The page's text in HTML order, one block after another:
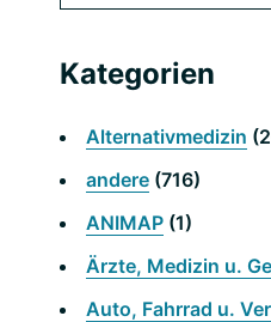
Kategorien
Alternativmedizin
andere (716)
ANIMAP (1)
Ärzte, Medizin u.
Auto, Fahrrad u.